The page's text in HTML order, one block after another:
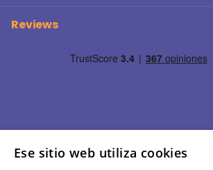
Reviews
Ese sitio web utiliza cookies